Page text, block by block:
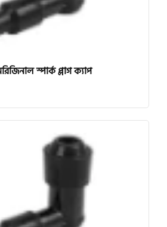
স্পার্ক প্লাগ ক্যাপ